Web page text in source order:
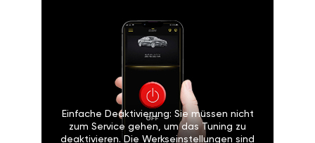
Einfache Deaktivierung: Sie müssen nicht
zum Service gehen, um das Tuning zu
deaktivieren. Die Werkseinstellungen sind